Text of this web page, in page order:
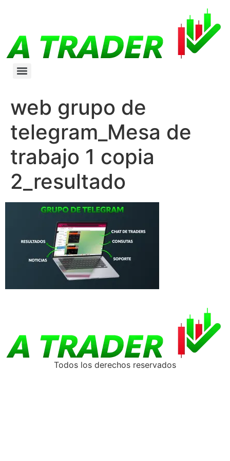
web grupo de
telegram_Mesa de
trabajo 1 copia
2_resultado
Todos los derechos reservados